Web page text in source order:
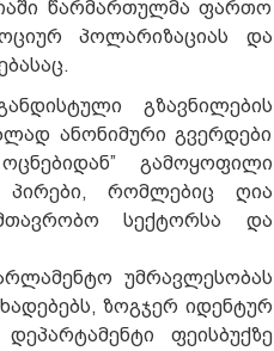
წარმართულმა ფართო
პოლარიზაციას და
გზავნილების
ანონიმური გვერდები
გამოყოფილი
პირები, რომლებიც ღია
სექტორსა და
უმრავლესობას
ზოგჯერ იდენტურ
ფეისბუქზე